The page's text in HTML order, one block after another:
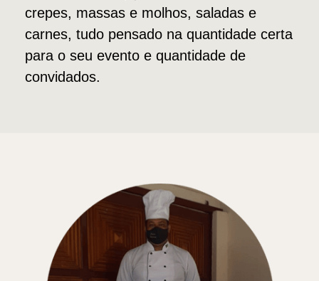
crepes, massas e molhos, saladas e
carnes, tudo pensado na quantidade certa
para o seu evento e quantidade de
convidados.